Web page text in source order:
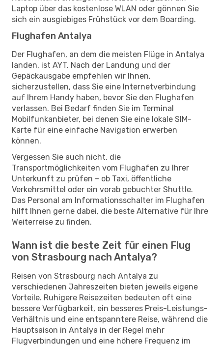
Laptop über das kostenlose WLAN oder gönnen Sie
sich ein ausgiebiges Frühstück vor dem Boarding.
Flughafen Antalya
Der Flughafen, an dem die meisten Flüge in Antalya
landen, ist AYT. Nach der Landung und der
Gepäckausgabe empfehlen wir Ihnen,
sicherzustellen, dass Sie eine Internetverbindung
auf Ihrem Handy haben, bevor Sie den Flughafen
verlassen. Bei Bedarf finden Sie im Terminal
Mobilfunkanbieter, bei denen Sie eine lokale SIM-
Karte für eine einfache Navigation erwerben
können.
Vergessen Sie auch nicht, die
Transportmöglichkeiten vom Flughafen zu Ihrer
Unterkunft zu prüfen – ob Taxi, öffentliche
Verkehrsmittel oder ein vorab gebuchter Shuttle.
Das Personal am Informationsschalter im Flughafen
hilft Ihnen gerne dabei, die beste Alternative für Ihre
Weiterreise zu finden.
Wann ist die beste Zeit für einen Flug
von Strasbourg nach Antalya?
Reisen von Strasbourg nach Antalya zu
verschiedenen Jahreszeiten bieten jeweils eigene
Vorteile. Ruhigere Reisezeiten bedeuten oft eine
bessere Verfügbarkeit, ein besseres Preis-Leistungs-
Verhältnis und eine entspanntere Reise, während die
Hauptsaison in Antalya in der Regel mehr
Flugverbindungen und eine höhere Frequenz im